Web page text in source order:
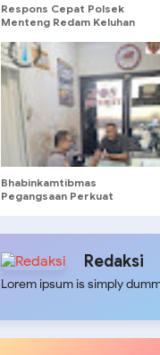
Respons Cepat Polsek
Menteng Redam Keluhan
Tengah Malam
Bhabinkamtibmas
Pegangsaan Perkuat
Redaksi
Lorem ipsum is simply